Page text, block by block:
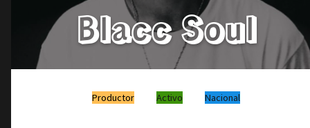
Blacc Soul
Productor Activo Nacional